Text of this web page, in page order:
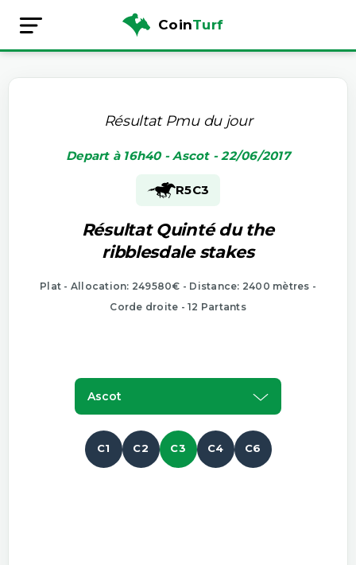
CoinTurf
Résultat Pmu du jour
Depart à 16h40 - Ascot - 22/06/2017
R5C3
Résultat Quinté du the
ribblesdale stakes
Plat - Allocation: 249580€ - Distance: 2400 mètres -
Corde droite - 12 Partants
Ascot
C1 C2 C3 C4 C6